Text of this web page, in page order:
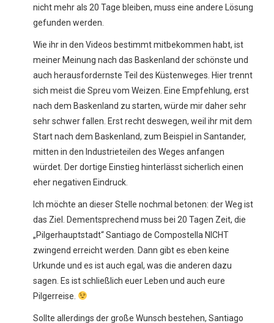
nicht mehr als 20 Tage bleiben, muss eine andere Lösung
gefunden werden.
Wie ihr in den Videos bestimmt mitbekommen habt, ist
meiner Meinung nach das Baskenland der schönste und
auch herausfordernste Teil des Küstenweges. Hier trennt
sich meist die Spreu vom Weizen. Eine Empfehlung, erst
nach dem Baskenland zu starten, würde mir daher sehr
sehr schwer fallen. Erst recht deswegen, weil ihr mit dem
Start nach dem Baskenland, zum Beispiel in Santander,
mitten in den Industrieteilen des Weges anfangen
würdet. Der dortige Einstieg hinterlässt sicherlich einen
eher negativen Eindruck.
Ich möchte an dieser Stelle nochmal betonen: der Weg ist
das Ziel. Dementsprechend muss bei 20 Tagen Zeit, die
„Pilgerhauptstadt“ Santiago de Compostella NICHT
zwingend erreicht werden. Dann gibt es eben keine
Urkunde und es ist auch egal, was die anderen dazu
sagen. Es ist schließlich euer Leben und auch eure
Pilgerreise.
Sollte allerdings der große Wunsch bestehen, Santiago